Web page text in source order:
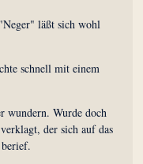
läßt sich wohl
schnell mit einem
wundern. Wurde doch
der sich auf das